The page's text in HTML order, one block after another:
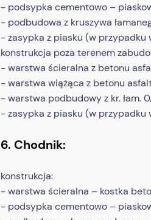
- podsypka cementowo –
- podbudowa z kruszywa
- zasypka z piasku (w
konstrukcja poza terenem
- warstwa ścieralna z betonu
- warstwa wiążąca z betonu
- warstwa podbudowy z kr. łam.
- zasypka z piasku (w
6. Chodnik:
konstrukcja:
- warstwa ścieralna – kostka
- podsypka cementowo –